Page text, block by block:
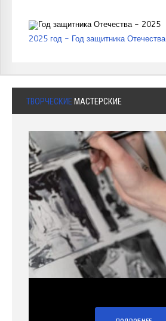
2025 год - Год защитника Отечества
ТВОРЧЕСКИЕ МАСТЕРСКИЕ